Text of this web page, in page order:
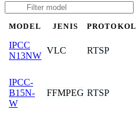
MODEL JENIS PROTOKOL
IPCC
N13NW
VLC RTSP
IPCC-
B15N-
W
FFMPEG RTSP